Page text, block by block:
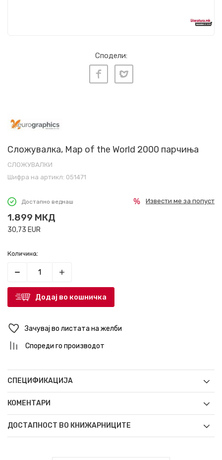
Сподели:
Сложувалка, Map of the World 2000 парчиња
СЛОЖУВАЛКИ
Шифра на артикл: 051471
Достапно веднаш
1.899 МКД
30,73 EUR
Извести ме за попуст
Количина:
Додај во кошничка
Зачувај во листата на желби
Спореди го производот
СПЕЦИФИКАЦИЈА
КОМЕНТАРИ
ДОСТАПНОСТ ВО КНИЖАРНИЦИТЕ